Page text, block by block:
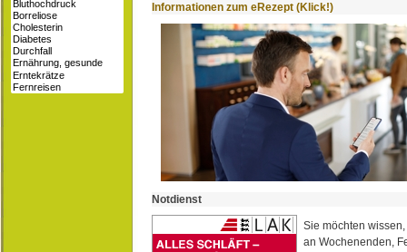
Informationen zum eRezept (Klick!)
Notdienst
Sie möchten
an Wochenenden,